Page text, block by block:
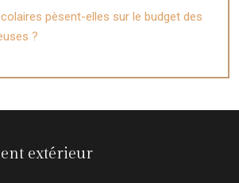
pèsent-elles sur le budget des
?
extérieur